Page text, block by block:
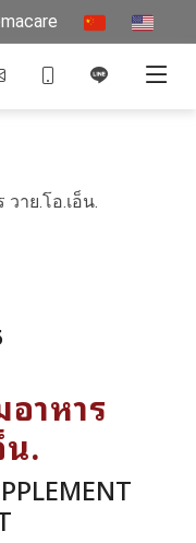
าย.โอ.เอ็น.
าหาร
น.